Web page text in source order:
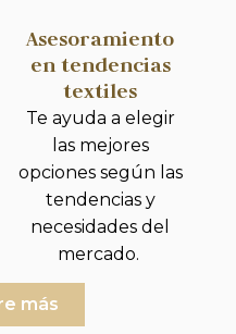
Asesoramiento
en tendencias
textiles
Te ayuda a elegir
las mejores
opciones según las
tendencias y
necesidades del
mercado.
más